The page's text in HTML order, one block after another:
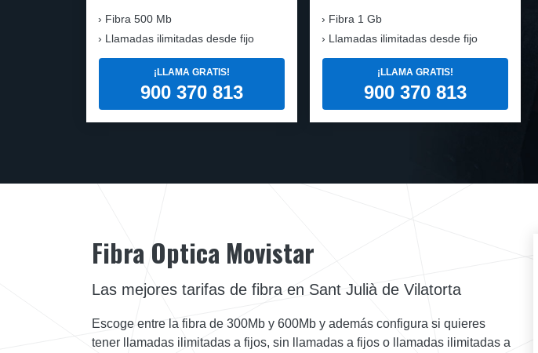
Fibra 500 Mb
Llamadas ilimitadas desde fijo
¡LLAMA GRATIS!
900 370 813
Fibra 1 Gb
Llamadas ilimitadas desde fijo
¡LLAMA GRATIS!
900 370 813
Fibra Optica Movistar
Las mejores tarifas de fibra en Sant Julià de Vilatorta
Escoge entre la fibra de 300Mb y 600Mb y además configura si quieres
tener llamadas ilimitadas a fijos, sin llamadas a fijos o llamadas ilimitadas a